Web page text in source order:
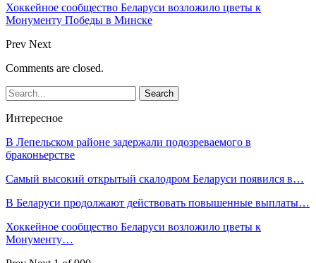
Хоккейное сообщество Беларуси возложило цветы к
Монументу Победы в Минске
Prev Next
Comments are closed.
Интересное
В Лепельском районе задержали подозреваемого в
браконьерстве
Самый высокий открытый скалодром Беларуси появился в…
В Беларуси продолжают действовать повышенные выплаты…
Хоккейное сообщество Беларуси возложило цветы к
Монументу…